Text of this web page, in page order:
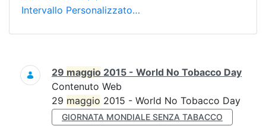
Intervallo Personalizzato…
Ricerca
29 maggio 2015 - World No Tobacco Day
Contenuto Web
29 maggio 2015 - World No Tobacco Day
GIORNATA MONDIALE SENZA TABACCO